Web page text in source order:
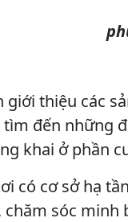
thiệu các
đến những
khai ở phần
có cơ sở hạ
sóc